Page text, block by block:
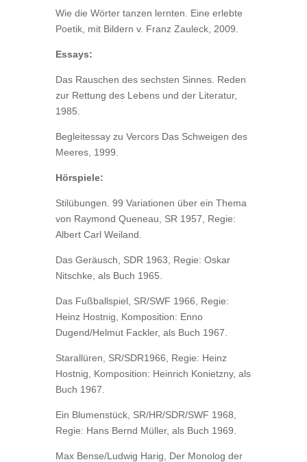
Wie die Wörter tanzen lernten. Eine erlebte
Poetik, mit Bildern v. Franz Zauleck, 2009.
Essays:
Das Rauschen des sechsten Sinnes. Reden
zur Rettung des Lebens und der Literatur,
1985.
Begleitessay zu Vercors Das Schweigen des
Meeres, 1999.
Hörspiele:
Stilübungen. 99 Variationen über ein Thema
von Raymond Queneau, SR 1957, Regie:
Albert Carl Weiland.
Das Geräusch, SDR 1963, Regie: Oskar
Nitschke, als Buch 1965.
Das Fußballspiel, SR/SWF 1966, Regie:
Heinz Hostnig, Komposition: Enno
Dugend/Helmut Fackler, als Buch 1967.
Starallüren, SR/SDR1966, Regie: Heinz
Hostnig, Komposition: Heinrich Konietzny, als
Buch 1967.
Ein Blumenstück, SR/HR/SDR/SWF 1968,
Regie: Hans Bernd Müller, als Buch 1969.
Max Bense/Ludwig Harig, Der Monolog der